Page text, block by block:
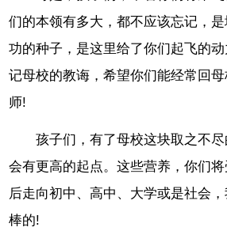
们的本领有多大，都不应该忘记，
功的种子，是这里给了你们起飞的
记母校的教诲，希望你们能经常回
师!
孩子们，有了母校这块取之不
会有更高的起点。这些营养，你们
后走向初中、高中、大学或是社会
棒的!